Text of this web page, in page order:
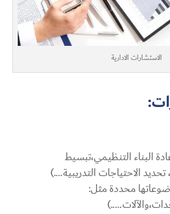
الاستشارات الادارية
البناء التنظيمي،تبسيط
تحديد الاحتياجات التدريبية….)
محددة مثل: